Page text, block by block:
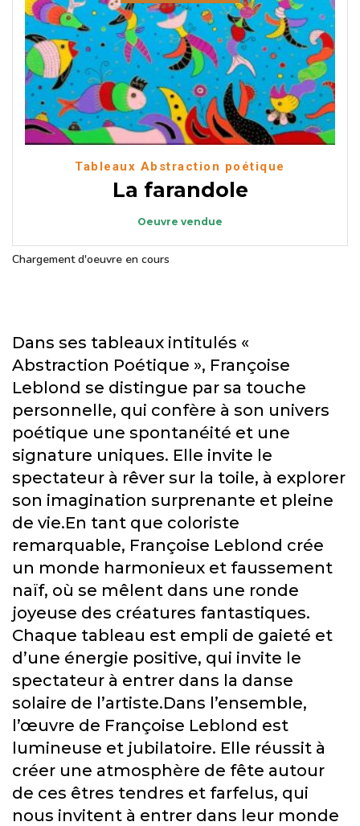
Tableaux Abstraction poétique
La farandole
Oeuvre vendue
Chargement d'oeuvre en cours
Dans ses tableaux intitulés «
Abstraction Poétique », Françoise
Leblond se distingue par sa touche
personnelle, qui confère à son univers
poétique une spontanéité et une
signature uniques. Elle invite le
spectateur à rêver sur la toile, à explorer
son imagination surprenante et pleine
de vie.En tant que coloriste
remarquable, Françoise Leblond crée
un monde harmonieux et faussement
naïf, où se mêlent dans une ronde
joyeuse des créatures fantastiques.
Chaque tableau est empli de gaieté et
d’une énergie positive, qui invite le
spectateur à entrer dans la danse
solaire de l’artiste.Dans l’ensemble,
l’œuvre de Françoise Leblond est
lumineuse et jubilatoire. Elle réussit à
créer une atmosphère de fête autour
de ces êtres tendres et farfelus, qui
nous invitent à entrer dans leur monde